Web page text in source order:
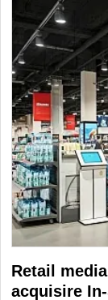
Retail
acquisire